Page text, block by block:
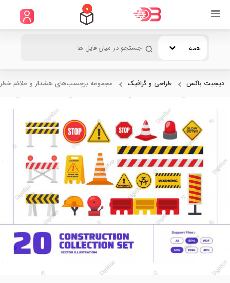
0
همه
دیجیت باکس طراحی و گرافیک مجموعه برچسب‌های هشدار و علائم